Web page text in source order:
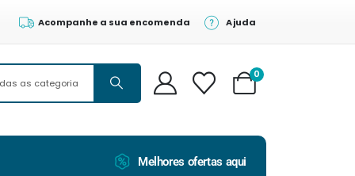
Acompanhe a sua encomenda Ajuda
0
Melhores ofertas aqui